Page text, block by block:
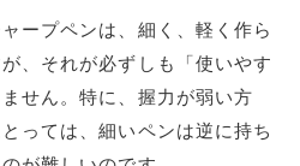
ープペンは、細く、軽く作ら
、それが必ずしも「使いやす
せん。特に、握力が弱い方
っては、細いペンは逆に持ち